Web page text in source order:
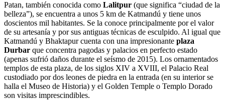
Patan, también conocida como Lalitpur (que significa “ciudad de la
belleza”), se encuentra a unos 5 km de Katmandú y tiene unos
doscientos mil habitantes. Se la conoce principalmente por el valor
de su artesanía y por sus antiguas técnicas de esculpido. Al igual que
Katmandú y Bhaktapur cuenta con una impresionante plaza
Durbar que concentra pagodas y palacios en perfecto estado
(apenas sufrió daños durante el seísmo de 2015). Los ornamentados
templos de esta plaza, de los siglos XIV a XVIII, el Palacio Real
custodiado por dos leones de piedra en la entrada (en su interior se
halla el Museo de Historia) y el Golden Temple o Templo Dorado
son visitas imprescindibles.